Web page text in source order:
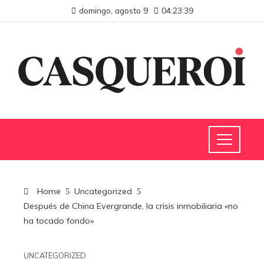
domingo, agosto 9 04:23:40
Home
Uncategorized
Después de China Evergrande, la crisis inmobiliaria «no
ha tocado fondo»
UNCATEGORIZED